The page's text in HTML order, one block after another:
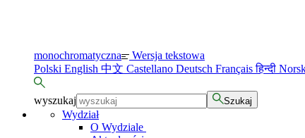
monochromatyczna Wersja tekstowa
Polski English 中文 Castellano Deutsch Françaisहिन्दी
wyszukaj Szukaj
Wydział
O Wydziale